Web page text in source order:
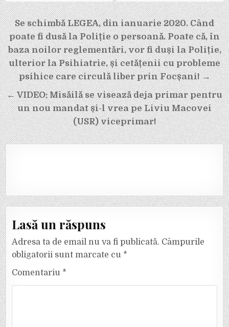
Navigare
în
articole
Se schimbă LEGEA, din ianuarie 2020. Când
poate fi dusă la Poliție o persoană. Poate că, în
baza noilor reglementări, vor fi duși la Poliție,
ulterior la Psihiatrie, și cetățenii cu probleme
psihice care circulă liber prin Focșani! →
← VIDEO: Misăilă se visează deja primar pentru
un nou mandat și-l vrea pe Liviu Macovei
(USR) viceprimar!
Lasă un răspuns
Adresa ta de email nu va fi publicată. Câmpurile
obligatorii sunt marcate cu *
Comentariu *